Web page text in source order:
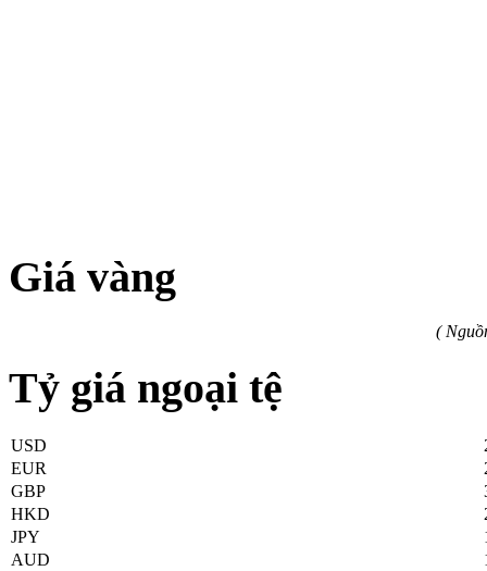
Giá vàng
(
Tỷ giá ngoại tệ
USD
EUR
GBP
HKD
JPY
AUD